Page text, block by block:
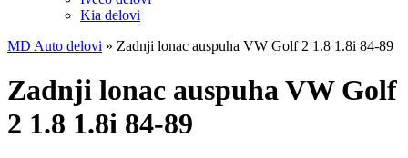
Kia delovi
MD Auto delovi » Zadnji lonac auspuha VW Golf 2 1.8 1.8i 84-89
Zadnji lonac auspuha VW Golf
2 1.8 1.8i 84-89